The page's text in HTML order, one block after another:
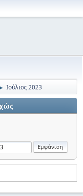
► Ιούλιος 2023